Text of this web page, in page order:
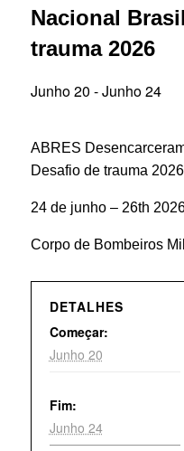
Nacional
trauma 2026
Junho 20 -Junho 24
ABRES
Desafio de trauma
24 de junho – 26th
Corpo de Bombeiros
DETALHES
Começar:
Junho 20
Fim:
Junho 24